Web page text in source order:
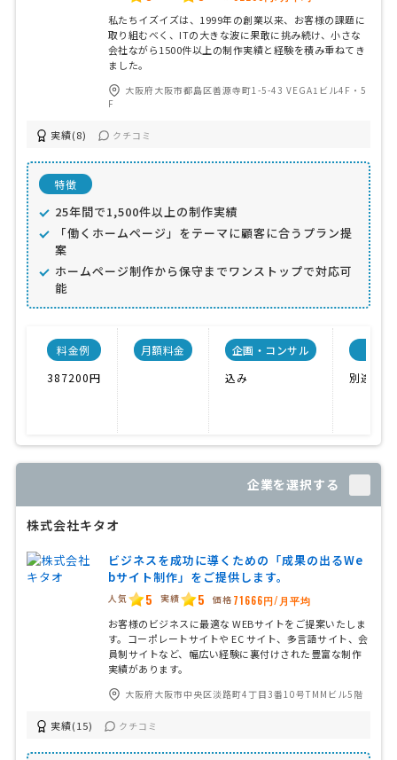
私たちイズイズは、1999年の創業以来、お客様の課題に
取り組むべく、ITの大きな波に果敢に挑み続け、小さな
会社ながら1500件以上の制作実績と経験を積み重ねてき
ました。
大阪府大阪市都島区善源寺町1-5-43 VEGA1ビル4F・5
F
実績(8) クチコミ
特徴
25年間で1,500件以上の制作実績
「働くホームページ」をテーマに顧客に合うプラン提
案
ホームページ制作から保守までワンストップで対応可
能
料金例
387200円
月額料金
企画・コンサル
込み
別途料
企業を選択する
株式会社キタオ
ビジネスを成功に導くための「成果の出るWe
bサイト制作」をご提供します。
人気 5 実績 5 価格 71666円/月平均
お客様のビジネスに最適な WEBサイトをご提案いたしま
す。コーポレートサイトや EC サイト、多言語サイト、会
員制サイトなど、幅広い経験に裏付けされた豊富な制作
実績があります。
大阪府大阪市中央区淡路町4丁目3番10号TMMビル5階
実績(15) クチコミ